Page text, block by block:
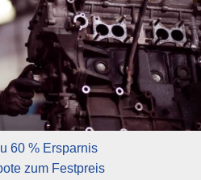
60 % Ersparnis
zum Festpreis